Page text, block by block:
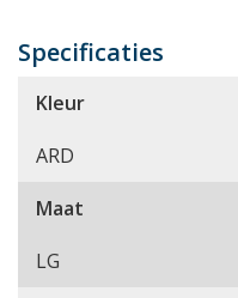
Specificaties
Kleur
ARD
Maat
LG